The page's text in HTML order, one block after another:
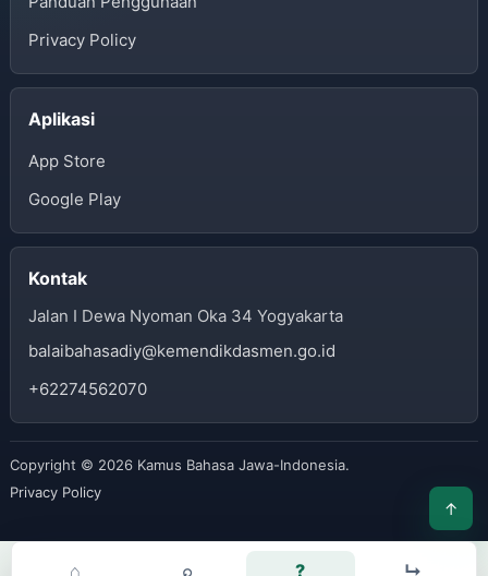
Privacy Policy
Aplikasi
App Store
Google Play
Kontak
Jalan I Dewa Nyoman Oka 34 Yogyakarta
balaibahasadiy@kemendikdasmen.go.id
+62274562070
Copyright © 2026 Kamus Bahasa Jawa-Indonesia.
Privacy Policy
⌂ ⌕ ? ↳
↑